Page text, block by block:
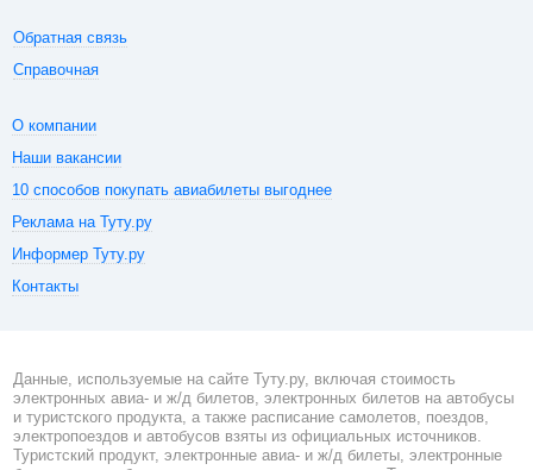
Обратная связь
Справочная
О компании
Наши вакансии
10 способов покупать авиабилеты выгоднее
Реклама на Туту.ру
Информер Туту.ру
Контакты
Данные, используемые на сайте Туту.ру, включая стоимость
электронных авиа- и ж/д билетов, электронных билетов на автобусы
и туристского продукта, а также расписание самолетов, поездов,
электропоездов и автобусов взяты из официальных источников.
Туристский продукт, электронные авиа- и ж/д билеты, электронные